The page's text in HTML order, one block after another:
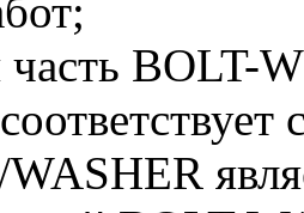
часть BOLT-